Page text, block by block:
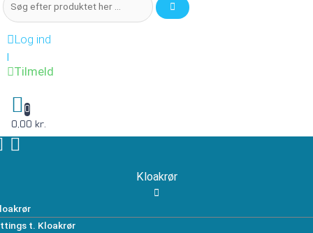
Log ind
|
Tilmeld
0
0,00 kr.
Kloakrør
t. Kloakrør